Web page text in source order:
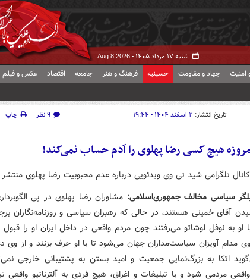
شنبه ۱۷ مرداد ۱۴۰۵ - Aug 8 2026
امنیت جهاد و مقاومت حسینیه فرهنگ و هنر جامعه اقتصاد عکس و فیلم
تاریخ انتشار: ۲ اسفند ۱۴۰۴ - ۱۹:۴۴ ۹ نظر
چاپ
هیچ کسی رضا پهلوی را آدم حساب نمی‌کند!
تلگرامی شید تی وی ویدئویی درباره عدم محبوبیت رضا پهلوی
سیاسی مخالف جمهوری‌اسلامی: مشاوران رضا پهلوی در پی
آقای خمینی هستند، در حالی که رهبران سیاسی و روزنامه‌نگاران
او به نوفل لوشاتو می‌رفتند چون مردم واقعی در داخل ایران او را قبول
مدام آویزان سیاست‌مداران جهان می‌شود تا با او حرف بزنند و از وی
اتکا به بزرگ‌نمایی جمعیت و امید بستن به پشتیبانی خارجی
مردمی شود و با تبلیغات و اغراق، هیچ فردی به آلترناتیو واقعی